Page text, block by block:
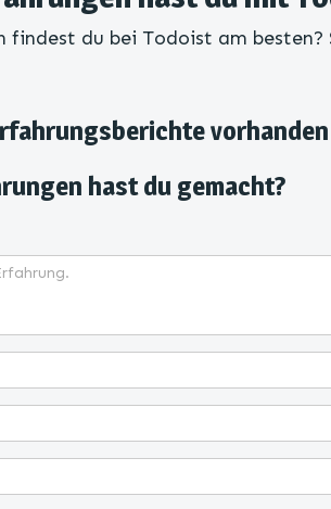
findest du bei Todoist am besten?
vorhanden
hast du gemacht?